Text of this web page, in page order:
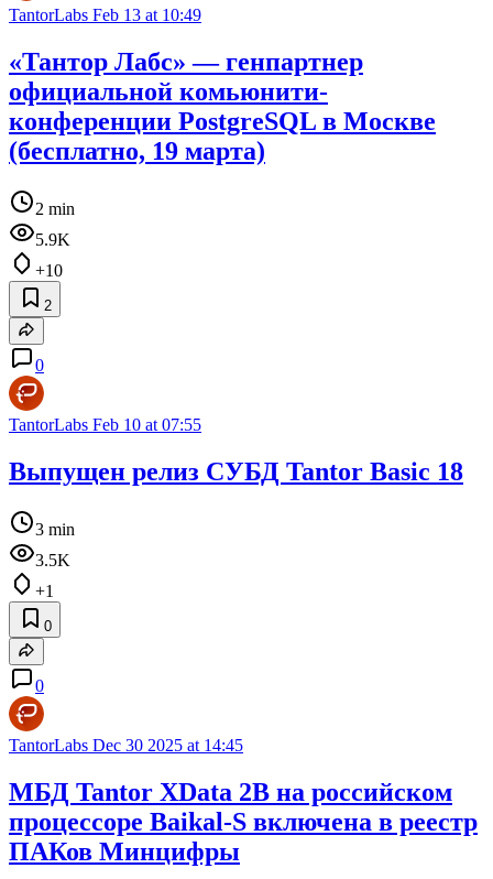
TantorLabs Feb 13 at 10:49
«Тантор Лабс» — генпартнер
официальной комьюнити-
конференции PostgreSQL в Москве
(бесплатно, 19 марта)
2 min
5.9K
+10
2
0
TantorLabs Feb 10 at 07:55
Выпущен релиз СУБД Tantor Basic 18
3 min
3.5K
+1
0
0
TantorLabs Dec 30 2025 at 14:45
МБД Tantor XData 2B на российском
процессоре Baikal-S включена в реестр
ПАКов Минцифры